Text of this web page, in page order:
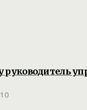
руководитель